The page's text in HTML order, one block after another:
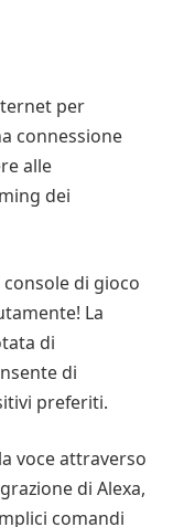
per
connessione
alle
dei
di gioco
La
di
di
preferiti.
voce attraverso
di Alexa,
comandi